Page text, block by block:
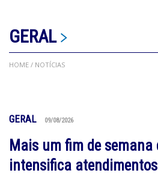
GERAL
HOME / NOTÍCIAS
GERAL 09/08/2026
Mais um fim de
intensifica